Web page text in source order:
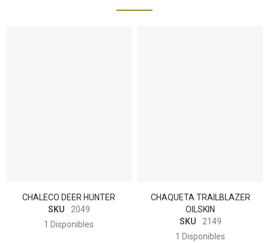
CHALECO DEER HUNTER
SKU
2049
1 Disponibles
CHAQUETA TRAILBLAZER
OILSKIN
SKU
2149
1 Disponibles